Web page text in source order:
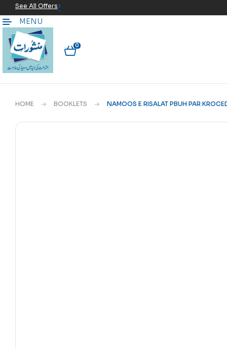
See All Offers
MENU
0
HOME BOOKLETS NAMOOS E RISALAT PBUH PAR